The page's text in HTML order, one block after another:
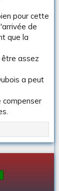
pour cette
de
que la
être assez
a peut
compenser